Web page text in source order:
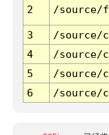
2 /source/
3 /source/
4
/source/
5
/source/
6
/source/